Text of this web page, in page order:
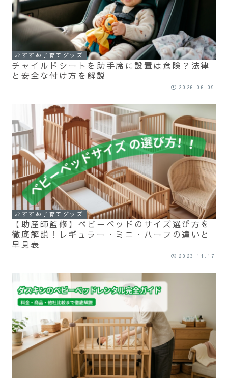
おすすめ子育てグッズ
チャイルドシートを助手席に設置は危険？法律
と安全な付け方を解説
2026.06.09
おすすめ子育てグッズ
【助産師監修】ベビーベッドのサイズ選び方を
徹底解説！レギュラー・ミニ・ハーフの違いと
早見表
2023.11.17